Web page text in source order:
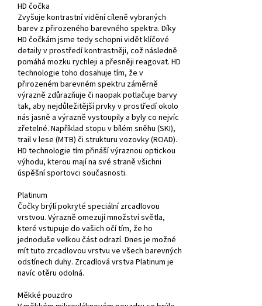
HD čočka
Zvyšuje kontrastní vidění cíleně vybraných
barev z přirozeného barevného spektra. Díky
HD čočkám jsme tedy schopni vidět klíčové
detaily v prostředí kontrastněji, což následně
pomáhá mozku rychleji a přesněji reagovat. HD
technologie toho dosahuje tím, že v
přirozeném barevném spektru záměrně
výrazně zdůrazňuje či naopak potlačuje barvy
tak, aby nejdůležitější prvky v prostředí okolo
nás jasně a výrazně vystoupily a byly co nejvíc
zřetelné. Například stopu v bílém sněhu (SKI),
trail v lese (MTB) či strukturu vozovky (ROAD).
HD technologie tím přináší výraznou optickou
výhodu, kterou mají na své straně všichni
úspěšní sportovci současnosti.
Platinum
Čočky brýlí pokryté speciální zrcadlovou
vrstvou. Výrazně omezují množství světla,
které vstupuje do vašich očí tím, že ho
jednoduše velkou část odrazí. Dnes je možné
mít tuto zrcadlovou vrstvu ve všech barevných
odstínech duhy. Zrcadlová vrstva Platinum je
navíc otěru odolná.
Měkké pouzdro